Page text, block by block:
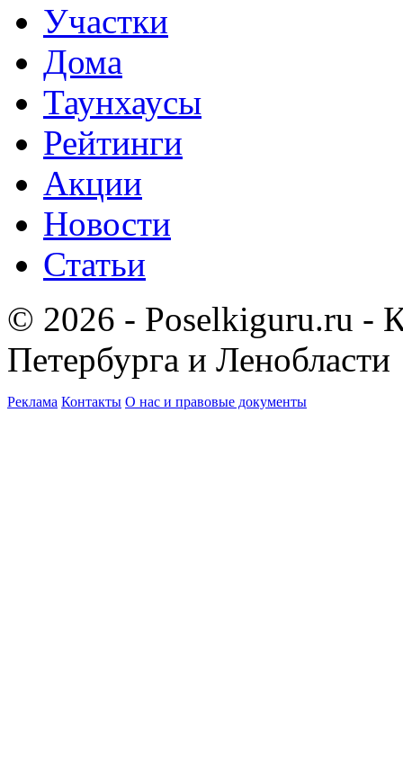
Участки
Дома
Таунхаусы
Рейтинги
Акции
Новости
Статьи
© 2026 - Poselkiguru.ru -
Петербурга и Ленобласти
Реклама Контакты О нас и правовые документы